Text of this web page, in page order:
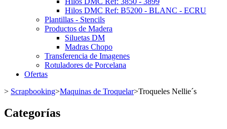
Hilos DMC Ref: B5200 - BLANC - ECRU
Plantillas - Stencils
Productos de Madera
Siluetas DM
Madras Chopo
Transferencia de Imagenes
Rotuladores de Porcelana
Ofertas
> Scrapbooking>Maquinas de Troquelar>Troqueles Nellie´s
Categorías